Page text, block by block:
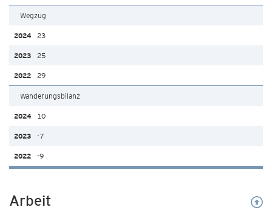
Wegzug
23
25
29
Wanderungsbilanz
10
-7
-9
Arbeit